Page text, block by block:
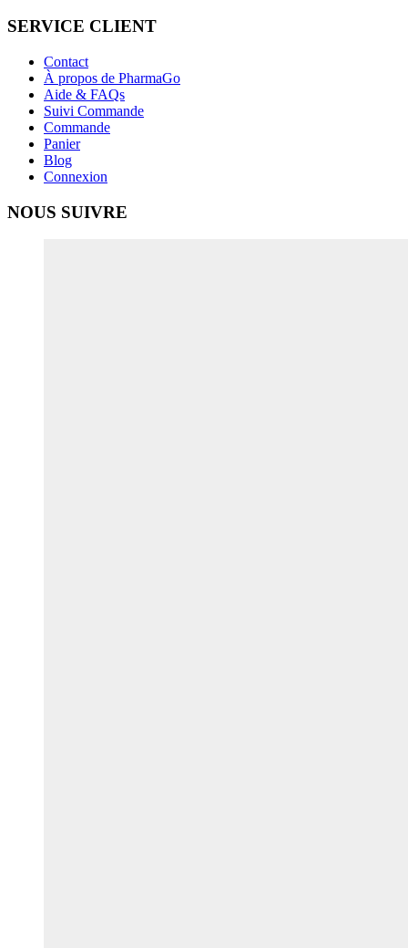
SERVICE CLIENT
Contact
À propos de PharmaGo
Aide & FAQs
Suivi Commande
Commande
Panier
Blog
Connexion
NOUS SUIVRE